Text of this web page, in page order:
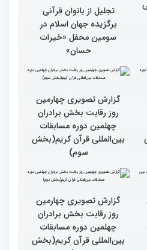
جزئیات پنجمین روز رقابت
بخش برادران مسابقات
بین‌المللی قرآن کریم
تجلیل از بانوان قرآنی
برگزیده جهان اسلام در
سومین محفل «خیرات
حسان»
روز رقابت بخش برادران
چهلمین دوره مسابقات
بین‌المللی قرآن کریم(بخش
سوم)